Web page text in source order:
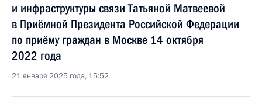
и инфраструктуры связи Татьяной Матвеевой
в Приёмной Президента Российской Федерации
по приёму граждан в Москве 14 октября
2022 года
21 января 2025 года, 15:52